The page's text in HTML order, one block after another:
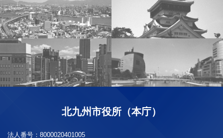
北九州市役所（本庁）
法人番号： 8000020401005